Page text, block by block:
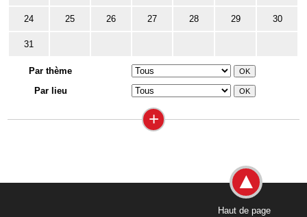
24 25 26 27 28 29 30
31
Par thème
Par lieu
+
Haut de page